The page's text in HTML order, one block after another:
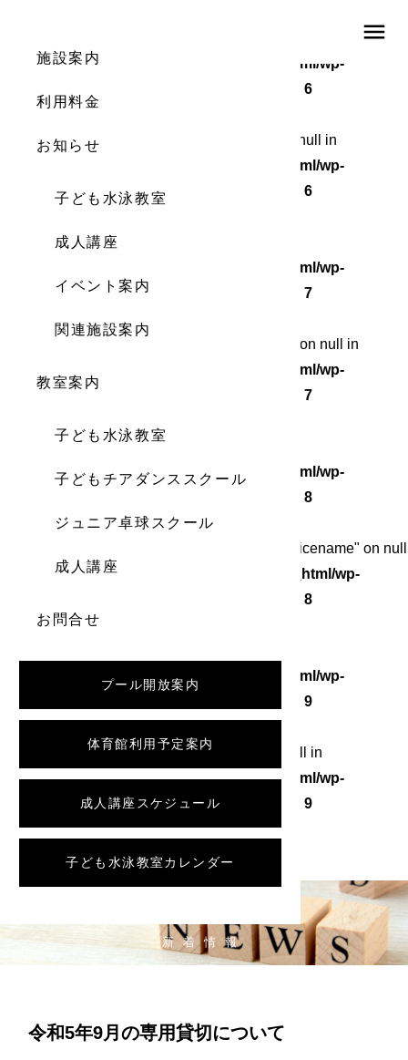
menu
施設案内
利用料金
お知らせ
子ども水泳教室
成人講座
イベント案内
関連施設案内
教室案内
子ども水泳教室
子どもチアダンススクール
ジュニア卓球スクール
成人講座
お問合せ
プール開放案内
体育館利用予定案内
成人講座スケジュール
子ども水泳教室カレンダー
/home/wordstock/numasupo.com/public_html/wp-
6
Warning: Attempt to read property "cat_ID" on null in
/home/wordstock/numasupo.com/public_html/wp-
content/themes/numaspo/single.php
6
Warning: Undefined array key 0 in
/home/wordstock/numasupo.com/public_html/wp-
content/themes/numaspo/single.php
7
: Attempt to read property "cat_name" on null in
/home/wordstock/numasupo.com/public_html/wp-
content/themes/numaspo/single.php
7
: Undefined array key 0 in
/home/wordstock/numasupo.com/public_html/wp-
8
: Attempt to read property "category_nicename" on null
/home/wordstock/numasupo.com/public_html/wp-
8
/home/wordstock/numasupo.com/public_html/wp-
9
: Attempt to read property "slug" on null in
/home/wordstock/numasupo.com/public_html/wp-
content/themes/numaspo/single.php
9
新着情報
令和5年9月の専用貸切について